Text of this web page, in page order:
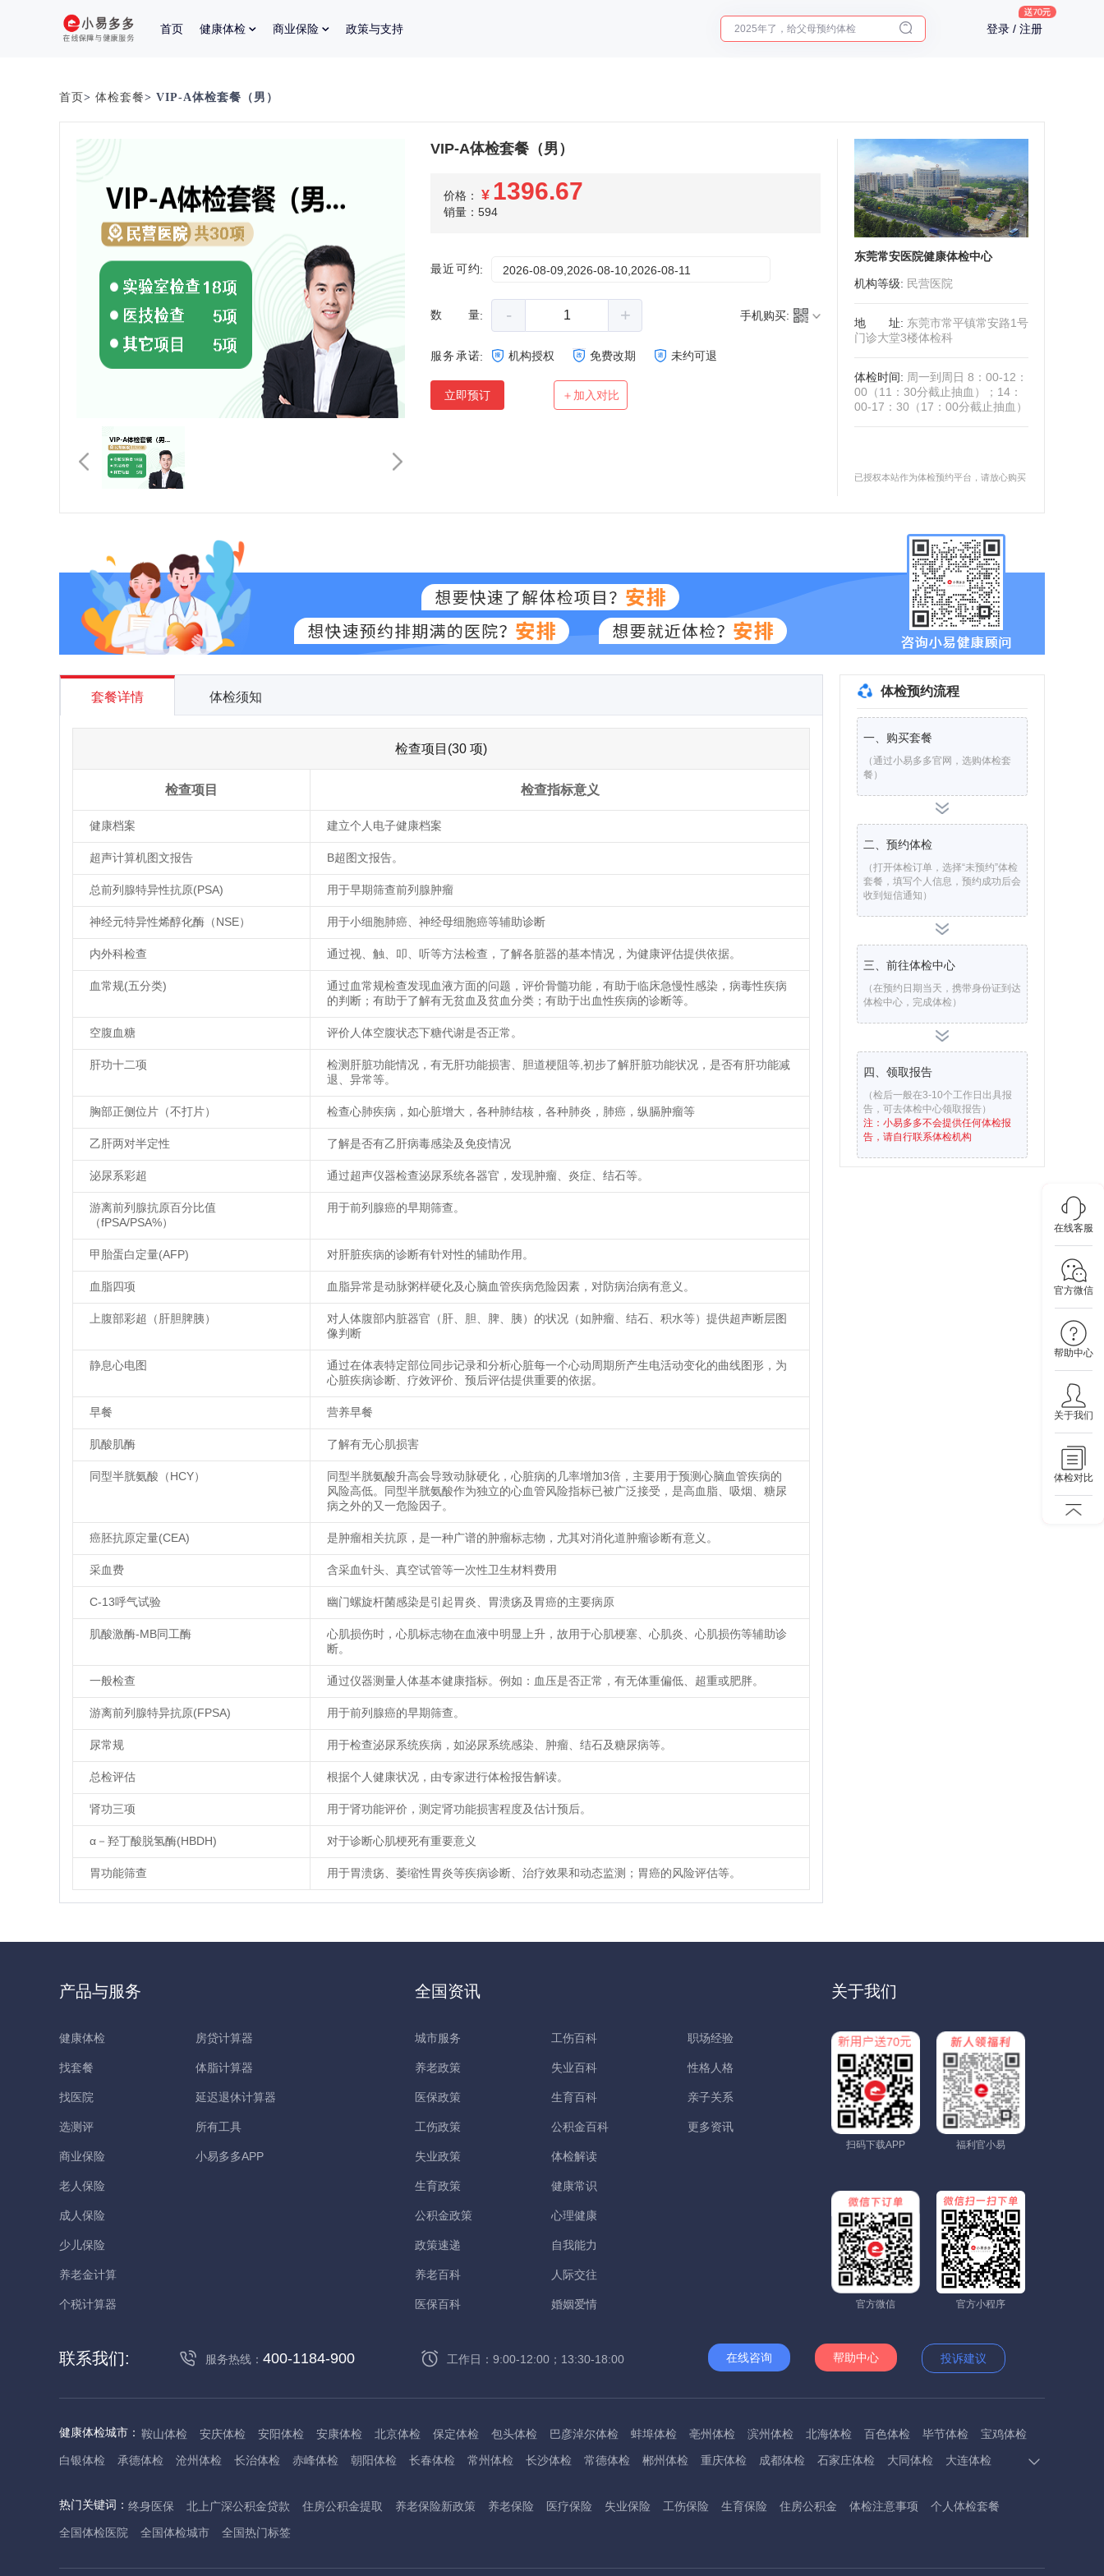
首页 健康体检 商业保险 政策与支持 体检前能吃药吗？ 登录 / 注册
在线客服
官方微信
帮助中心
关于我们
体检对比
首页> 体检套餐> VIP-A体检套餐（男）
VIP-A体检套餐（男）
价格： ¥ 1396.67
销量：594
最近可约: 2026-08-09,2026-08-10,2026-08-11
数量: - + 手机购买:
服务承诺: 机构授权 免费改期 未约可退
立即预订 ＋加入对比
东莞常安医院健康体检中心
机构等级: 民营医院
地址: 东莞市常平镇常安路1号
门诊大堂3楼体检科
体检时间: 周一到周日 8：00-12：
00（11：30分截止抽血）；14：
00-17：30（17：00分截止抽血）
已授权本站作为体检预约平台，请放心购买
套餐详情 体检须知
检查项目(30 项)
检查项目 检查指标意义
健康档案 建立个人电子健康档案
超声计算机图文报告 B超图文报告。
总前列腺特异性抗原(PSA) 用于早期筛查前列腺肿瘤
神经元特异性烯醇化酶（NSE） 用于小细胞肺癌、神经母细胞癌等辅助诊断
内外科检查 通过视、触、叩、听等方法检查，了解各脏器的基本情况，为健康评估提供依据。
血常规(五分类)
通过血常规检查发现血液方面的问题，评价骨髓功能，有助于临床急慢性感染，病毒性疾病
的判断；有助于了解有无贫血及贫血分类；有助于出血性疾病的诊断等。
空腹血糖 评价人体空腹状态下糖代谢是否正常。
肝功十二项
检测肝脏功能情况，有无肝功能损害、胆道梗阻等,初步了解肝脏功能状况，是否有肝功能减
退、异常等。
胸部正侧位片（不打片） 检查心肺疾病，如心脏增大，各种肺结核，各种肺炎，肺癌，纵膈肿瘤等
乙肝两对半定性 了解是否有乙肝病毒感染及免疫情况
泌尿系彩超 通过超声仪器检查泌尿系统各器官，发现肿瘤、炎症、结石等。
游离前列腺抗原百分比值
（fPSA/PSA%）
用于前列腺癌的早期筛查。
甲胎蛋白定量(AFP) 对肝脏疾病的诊断有针对性的辅助作用。
血脂四项 血脂异常是动脉粥样硬化及心脑血管疾病危险因素，对防病治病有意义。
上腹部彩超（肝胆脾胰）
对人体腹部内脏器官（肝、胆、脾、胰）的状况（如肿瘤、结石、积水等）提供超声断层图
像判断
静息心电图
通过在体表特定部位同步记录和分析心脏每一个心动周期所产生电活动变化的曲线图形，为
心脏疾病诊断、疗效评价、预后评估提供重要的依据。
早餐 营养早餐
肌酸肌酶 了解有无心肌损害
同型半胱氨酸（HCY）
同型半胱氨酸升高会导致动脉硬化，心脏病的几率增加3倍，主要用于预测心脑血管疾病的
风险高低。同型半胱氨酸作为独立的心血管风险指标已被广泛接受，是高血脂、吸烟、糖尿
病之外的又一危险因子。
癌胚抗原定量(CEA) 是肿瘤相关抗原，是一种广谱的肿瘤标志物，尤其对消化道肿瘤诊断有意义。
采血费 含采血针头、真空试管等一次性卫生材料费用
C-13呼气试验 幽门螺旋杆菌感染是引起胃炎、胃溃疡及胃癌的主要病原
肌酸激酶-MB同工酶
心肌损伤时，心肌标志物在血液中明显上升，故用于心肌梗塞、心肌炎、心肌损伤等辅助诊
断。
一般检查 通过仪器测量人体基本健康指标。例如：血压是否正常，有无体重偏低、超重或肥胖。
游离前列腺特异抗原(FPSA) 用于前列腺癌的早期筛查。
尿常规 用于检查泌尿系统疾病，如泌尿系统感染、肿瘤、结石及糖尿病等。
总检评估 根据个人健康状况，由专家进行体检报告解读。
肾功三项 用于肾功能评价，测定肾功能损害程度及估计预后。
α－羟丁酸脱氢酶(HBDH) 对于诊断心肌梗死有重要意义
胃功能筛查 用于胃溃疡、萎缩性胃炎等疾病诊断、治疗效果和动态监测；胃癌的风险评估等。
体检预约流程
一、购买套餐
（通过小易多多官网，选购体检套
餐）
二、预约体检
（打开体检订单，选择“未预约”体检
套餐，填写个人信息，预约成功后会
收到短信通知）
三、前往体检中心
（在预约日期当天，携带身份证到达
体检中心，完成体检）
四、领取报告
（检后一般在3-10个工作日出具报
告，可去体检中心领取报告）
注：小易多多不会提供任何体检报
告，请自行联系体检机构
产品与服务
健康体检
找套餐
找医院
选测评
商业保险
老人保险
成人保险
少儿保险
养老金计算
个税计算器
房贷计算器
体脂计算器
延迟退休计算器
所有工具
小易多多APP
全国资讯
城市服务
养老政策
医保政策
工伤政策
失业政策
生育政策
公积金政策
政策速递
养老百科
医保百科
工伤百科
失业百科
生育百科
公积金百科
体检解读
健康常识
心理健康
自我能力
人际交往
婚姻爱情
职场经验
性格人格
亲子关系
更多资讯
关于我们
扫码下载APP 福利官小易
官方微信 官方小程序
联系我们: 服务热线： 400-1184-900 工作日：9:00-12:00；13:30-18:00 在线咨询 帮助中心 投诉建议
健康体检城市： 鞍山体检 安庆体检 安阳体检 安康体检 北京体检 保定体检 包头体检 巴彦淖尔体检 蚌埠体检 亳州体检 滨州体检 北海体检 百色体检 毕节体检
宝鸡体检
白银体检
承德体检 沧州体检 长治体检 赤峰体检 朝阳体检 长春体检 常州体检 长沙体检 常德体检 郴州体检 重庆体检 成都体检 石家庄体检 大同体检
大连体检
抚州体检
佛山体检 防城港体检 赣州体检 广州体检 桂林体检 贵港体检 广元体检 贵阳体检 红河体检 邯郸体检 衡水体检 呼和浩特体检 呼伦贝尔体检
葫芦岛体检
哈尔滨体检
淮安体检 杭州体检 湖州体检
河池体检
海口体检 汉中体检 晋城体检 晋中体检 锦州体检 吉林体检 齐齐哈尔体检 鸡西体检 嘉兴体检 金华体检 景德镇体检 九江体检 吉安体检 济南体检 济宁体检
热门关键词： 终身医保 北上广深公积金贷款 住房公积金提取 养老保险新政策 养老保险 医疗保险 失业保险 工伤保险 生育保险 住房公积金 体检注意事项
个人体检套餐
全国体检医院
全国体检城市 全国热门标签